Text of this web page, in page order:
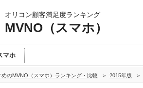
オリコン顧客満足度ランキング
MVNO（スマホ）
マホ
めのMVNO（スマホ）ランキング・比較 2015年版